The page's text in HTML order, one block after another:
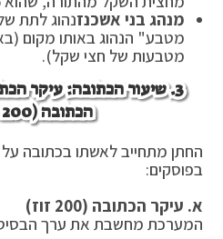
מנהג בני אשכנזנהוג לתת
מטבע" הנהוג באותו מקום
מטבעות של חצי שקל).
הכתובה (200 זקוקים)
החתן מתחייב לאשתו בכתובה על
בפוסקים:
א. עיקר הכתובה (200 זוז)
המערכת מחשבת את ערך הבסיס